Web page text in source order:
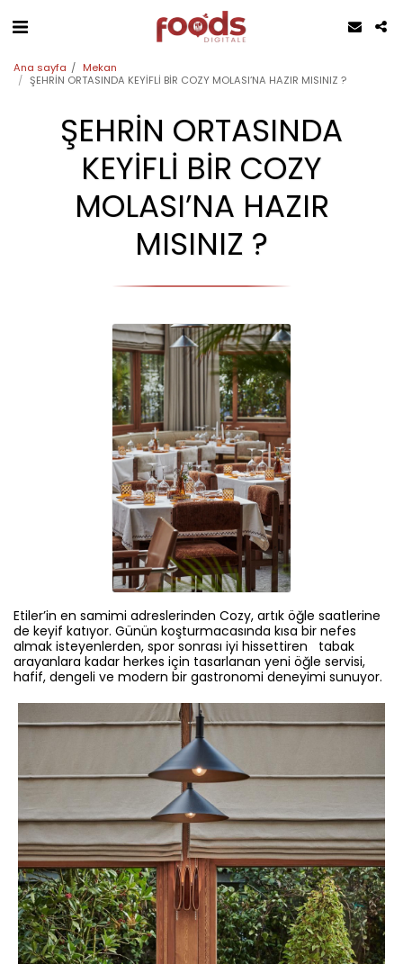
Ana sayfa
Mekan
ŞEHRİN ORTASINDA KEYİFLİ BİR COZY MOLASI’NA HAZIR MISINIZ ?
ŞEHRİN ORTASINDA
KEYİFLİ BİR COZY
MOLASI’NA HAZIR
MISINIZ ?
Etiler’in en samimi adreslerinden Cozy, artık öğle saatlerine
de keyif katıyor. Günün koşturmacasında kısa bir nefes
almak isteyenlerden, spor sonrası iyi hissettiren tabak
arayanlara kadar herkes için tasarlanan yeni öğle servisi,
hafif, dengeli ve modern bir gastronomi deneyimi sunuyor.